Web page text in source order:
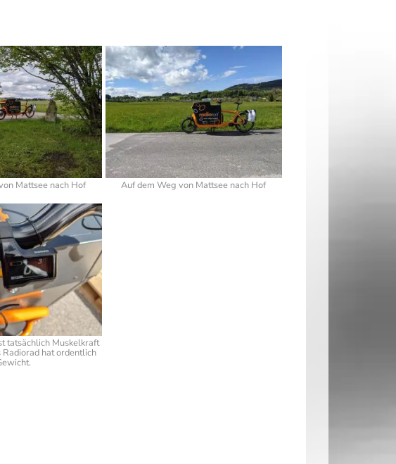
Mattsee nach Hof Auf dem Weg von Mattsee nach Hof
tatsächlich Muskelkraft
hat ordentlich